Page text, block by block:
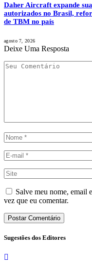
Daher Aircraft expande
autorizados no Brasil,
de TBM no país
agosto 7, 2026
Deixe Uma Resposta
Salve meu nome, email
vez que eu comentar.
Sugestões dos Editores